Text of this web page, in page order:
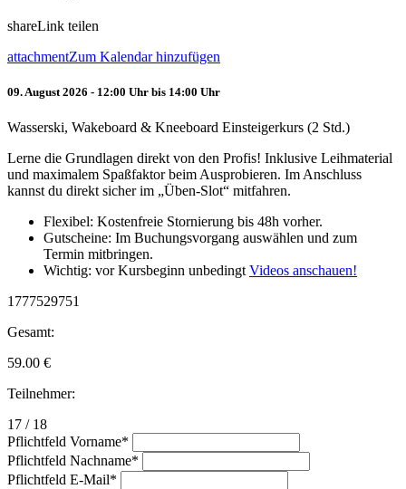
shareLink teilen
attachmentZum Kalendar hinzufügen
09. August 2026 - 12:00 Uhr bis 14:00 Uhr
Wasserski, Wakeboard & Kneeboard Einsteigerkurs (2 Std.)
Lerne die Grundlagen direkt von den Profis! Inklusive Leihmaterial
und maximalem Spaßfaktor beim Ausprobieren. Im Anschluss
kannst du direkt sicher im „Üben-Slot“ mitfahren.
Flexibel: Kostenfreie Stornierung bis 48h vorher.
Gutscheine: Im Buchungsvorgang auswählen und zum
Termin mitbringen.
Wichtig: vor Kursbeginn unbedingt Videos anschauen!
1777529751
Gesamt:
59.00 €
Teilnehmer:
17 / 18
Pflichtfeld Vorname*
Pflichtfeld Nachname*
Pflichtfeld E-Mail*